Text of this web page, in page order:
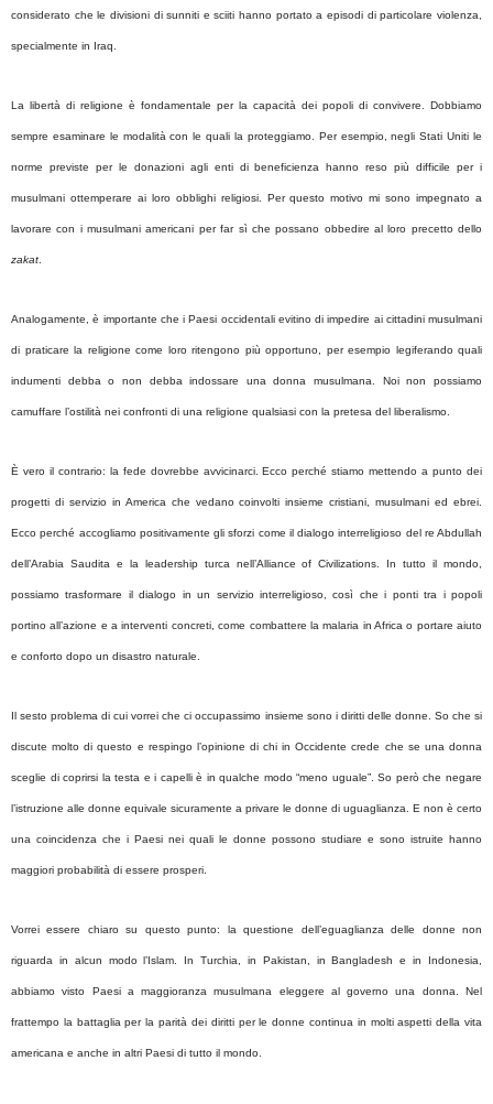
considerato che le divisioni di sunniti e sciiti hanno portato a episodi di particolare violenza,
specialmente in Iraq.
La libertà di religione è fondamentale per la capacità dei popoli di convivere. Dobbiamo
sempre esaminare le modalità con le quali la proteggiamo. Per esempio, negli Stati Uniti le
norme previste per le donazioni agli enti di beneficienza hanno reso più difficile per i
musulmani ottemperare ai loro obblighi religiosi. Per questo motivo mi sono impegnato a
lavorare con i musulmani americani per far sì che possano obbedire al loro precetto dello
zakat
Analogamente, è importante che i Paesi occidentali evitino di impedire ai cittadini musulmani
di praticare la religione come loro ritengono più opportuno, per esempio legiferando quali
indumenti debba o non debba indossare una donna musulmana. Noi non possiamo
camuffare l’ostilità nei confronti di una religione qualsiasi con la pretesa del liberalismo.
È vero il contrario: la fede dovrebbe avvicinarci. Ecco perché stiamo mettendo a punto dei
progetti di servizio in America che vedano coinvolti insieme cristiani, musulmani ed ebrei.
Ecco perché accogliamo positivamente gli sforzi come il dialogo interreligioso del re Abdullah
dell’Arabia Saudita e la leadership turca nell’Alliance of Civilizations. In tutto il mondo,
possiamo trasformare il dialogo in un servizio interreligioso, così che i ponti tra i popoli
portino all’azione e a interventi concreti, come combattere la malaria in Africa o portare aiuto
e conforto dopo un disastro naturale.
Il sesto problema di cui vorrei che ci occupassimo insieme sono i diritti delle donne. So che si
discute molto di questo e respingo l’opinione di chi in Occidente crede che se una donna
sceglie di coprirsi la testa e i capelli è in qualche modo “meno uguale”. So però che negare
l’istruzione alle donne equivale sicuramente a privare le donne di uguaglianza. E non è certo
una coincidenza che i Paesi nei quali le donne possono studiare e sono istruite hanno
maggiori probabilità di essere prosperi.
Vorrei essere chiaro su questo punto: la questione dell’eguaglianza delle donne non
riguarda in alcun modo l’Islam. In Turchia, in Pakistan, in Bangladesh e in Indonesia,
abbiamo visto Paesi a maggioranza musulmana eleggere al governo una donna. Nel
frattempo la battaglia per la parità dei diritti per le donne continua in molti aspetti della vita
americana e anche in altri Paesi di tutto il mondo.